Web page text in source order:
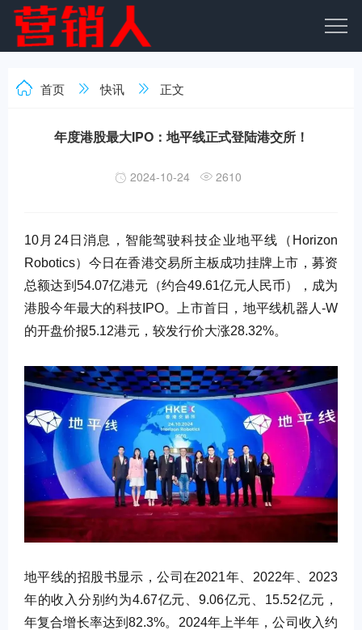
首页 快讯 正文
年度港股最大IPO：地平线正式登陆港交所！
2024-10-24 2610
10月24日消息，智能驾驶科技企业地平线（Horizon
Robotics）今日在香港交易所主板成功挂牌上市，募资
总额达到54.07亿港元（约合49.61亿元人民币），成为
港股今年最大的科技IPO。上市首日，地平线机器人-W
的开盘价报5.12港元，较发行价大涨28.32%。
地平线的招股书显示，公司在2021年、2022年、2023
年的收入分别约为4.67亿元、9.06亿元、15.52亿元，
年复合增长率达到82.3%。2024年上半年，公司收入约